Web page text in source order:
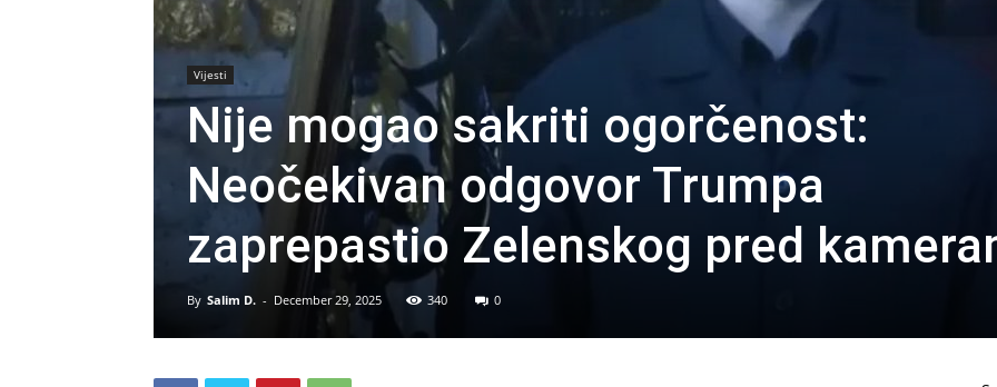
Vijesti
Nije mogao sakriti ogorčenost:
Neočekivan odgovor Trumpa
zaprepastio Zelenskog pred
By Salim D. - December 29, 2025 340 0